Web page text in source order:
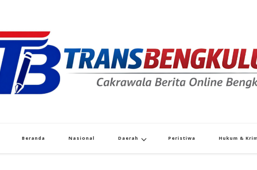
Beranda Nasional Daerah Peristiwa Hukum &